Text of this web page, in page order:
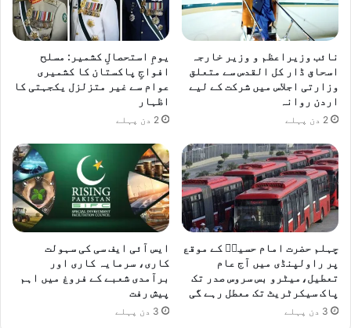
ا
ت
نائب وزیراعظم و وزیر خارجہ
اسحاق ڈار کل القدس سے متعلق
وزارتی اجلاس میں شرکت کے لیے
اردن روانہ
2 دن پہلے
یومِ استحصالِ کشمیر: مسلح
افواجِ پاکستان کا کشمیری
عوام سے غیر متزلزل یکجہتی کا
اظہار
2 دن پہلے
چہلم حضرت امام حسینؓ کے موقع
پر راولپنڈی میں آج عام
تعطیل،میٹرو بس سروس صدر تک
پاک سیکرٹریٹ تک معطل رہے گی
3 دن پہلے
ایس آئی ایف سی کی سہولت
کاری، سرمایہ کاری اور
برآمدی شعبے کے فروغ میں اہم
پیش رفت
3 دن پہلے